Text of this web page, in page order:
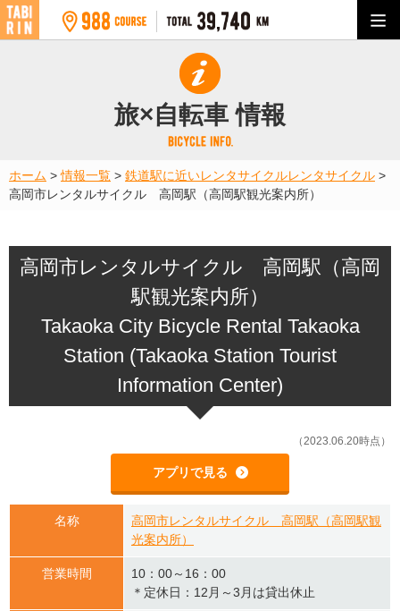
旅×自転車 情報
ホーム >情報一覧 > 鉄道駅に近いレンタサイクルレンタサイクル >
高岡市レンタルサイクル 高岡駅（高岡駅観光案内所）
高岡市レンタルサイクル 高岡駅（高岡
駅観光案内所）
Takaoka City Bicycle Rental Takaoka
Station (Takaoka Station Tourist
Information Center)
（2023.06.20時点）
アプリで見る
名称
高岡市レンタルサイクル 高岡駅（高岡駅観
光案内所）
営業時間
10：00～16：00
＊定休日：12月～3月は貸出休止